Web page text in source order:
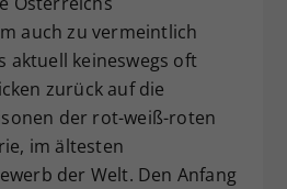
auch zu vermeintlich
aktuell keineswegs oft
zurück auf die
der rot-weiß-roten
im ältesten
der Welt. Den Anfang